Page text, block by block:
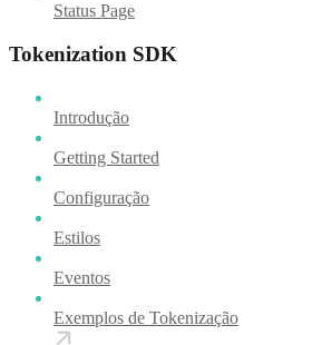
Status Page
Tokenization SDK
Introdução
Getting Started
Configuração
Estilos
Eventos
Exemplos de Tokenização